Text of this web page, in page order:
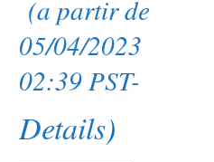
(a partir de
05/04/2023
02:39 PST-
Details)